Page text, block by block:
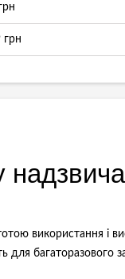
грн
використання і
для багаторазового